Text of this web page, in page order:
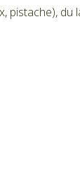
pistache), du